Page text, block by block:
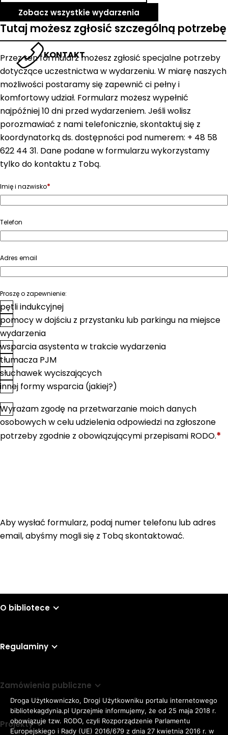
KONTAKT
Zobacz wszystkie wydarzenia
Tutaj możesz zgłosić szczególną potrzebę
Przez ten formularz możesz zgłosić specjalne potrzeby
dotyczące uczestnictwa w wydarzeniu. W miarę naszych
możliwości postaramy się zapewnić ci pełny i
komfortowy udział. Formularz możesz wypełnić
najpóźniej 10 dni przed wydarzeniem. Jeśli wolisz
porozmawiać z nami telefonicznie, skontaktuj się z
koordynatorką ds. dostępności pod numerem: + 48 58
622 44 31. Dane podane w formularzu wykorzystamy
tylko do kontaktu z Tobą.
Imię i nazwisko*
Telefon
Adres email
Proszę o zapewnienie:
pętli indukcyjnej
pomocy w dojściu z przystanku lub parkingu na miejsce
wydarzenia
wsparcia asystenta w trakcie wydarzenia
tłumacza PJM
słuchawek wyciszających
innej formy wsparcia (jakiej?)
Zgoda*
Wyrażam zgodę na przetwarzanie moich danych
osobowych w celu udzielenia odpowiedzi na zgłoszone
potrzeby zgodnie z obowiązującymi przepisami RODO.*
Aby wysłać formularz, podaj numer telefonu lub adres
email, abyśmy mogli się z Tobą skontaktować.
O bibliotece
Regulaminy
Zamówienia publiczne
Projekty
Droga Użytkowniczko, Drogi Użytkowniku portalu internetowego
bibliotekagdynia.pl Uprzejmie informujemy, że od 25 maja 2018 r.
obowiązuje tzw. RODO, czyli Rozporządzenie Parlamentu
Europejskiego i Rady (UE) 2016/679 z dnia 27 kwietnia 2016 r. w